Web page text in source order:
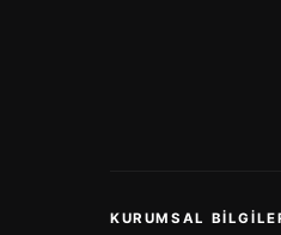
KURUMSAL